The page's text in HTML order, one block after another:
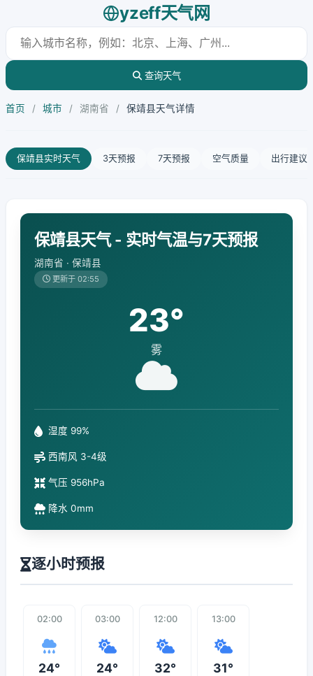
yzeff天气网
查询天气
首页 / 城市 / 湖南省 / 保靖县天气详情
保靖县实时天气 3天预报 7天预报 空气质量 出行建议
保靖县天气 - 实时气温与7天预报
湖南省 · 保靖县
更新于 02:55
23°
雾
湿度 99%
西南风 3-4级
气压 956hPa
降水 0mm
逐小时预报
02:00
24°
03:00
24°
12:00
32°
13:00
31°